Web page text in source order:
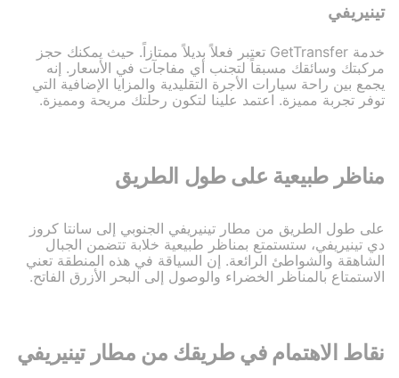
تينيريفي
خدمة GetTransfer تعتبر فعلاً بديلاً ممتازاً. حيث يمكنك حجز
مركبتك وسائقك مسبقاً لتجنب أي مفاجآت في الأسعار. إنه
يجمع بين راحة سيارات الأجرة التقليدية والمزايا الإضافية التي
توفر تجربة مميزة. اعتمد علينا لتكون رحلتك مريحة ومميزة.
مناظر طبيعية على طول الطريق
على طول الطريق من مطار تينيريفي الجنوبي إلى سانتا كروز
دي تينيريفي، ستستمتع بمناظر طبيعية خلابة تتضمن الجبال
الشاهقة والشواطئ الرائعة. إن السياقة في هذه المنطقة تعني
الاستمتاع بالمناظر الخضراء والوصول إلى البحر الأزرق الفاتح.
نقاط الاهتمام في طريقك من مطار تينيريفي